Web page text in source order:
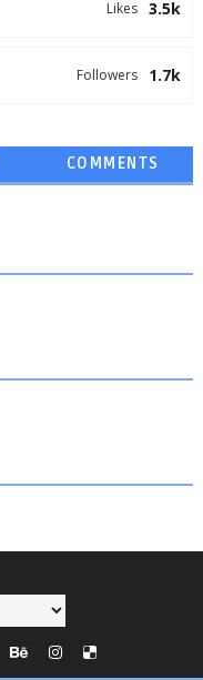
3.5k
Likes
1.7k
Followers
COMMENTS